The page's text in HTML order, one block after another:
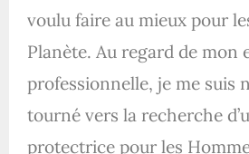
voulu faire au mieux pour
Planète. Au regard de mon
professionnelle, je me suis
tourné vers la recherche
protectrice pour les